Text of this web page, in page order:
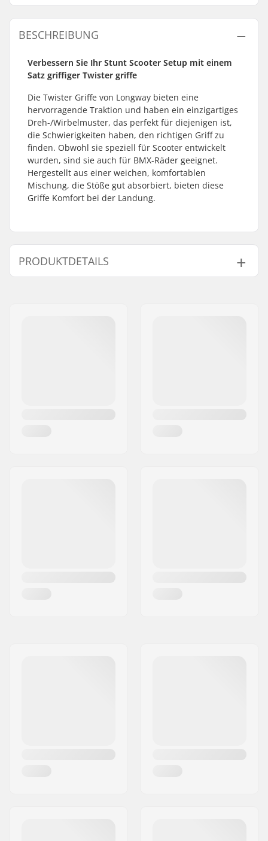
BESCHREIBUNG
Verbessern Sie Ihr Stunt Scooter Setup mit einem
Satz griffiger Twister griffe
Die Twister Griffe von Longway bieten eine
hervorragende Traktion und haben ein einzigartiges
Dreh-/Wirbelmuster, das perfekt für diejenigen ist,
die Schwierigkeiten haben, den richtigen Griff zu
finden. Obwohl sie speziell für Scooter entwickelt
wurden, sind sie auch für BMX-Räder geeignet.
Hergestellt aus einer weichen, komfortablen
Mischung, die Stöße gut absorbiert, bieten diese
Griffe Komfort bei der Landung.
PRODUKTDETAILS